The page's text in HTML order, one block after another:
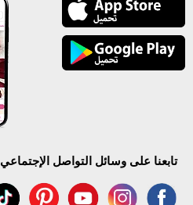
تابعنا على وسائل التواصل الإجتماعي